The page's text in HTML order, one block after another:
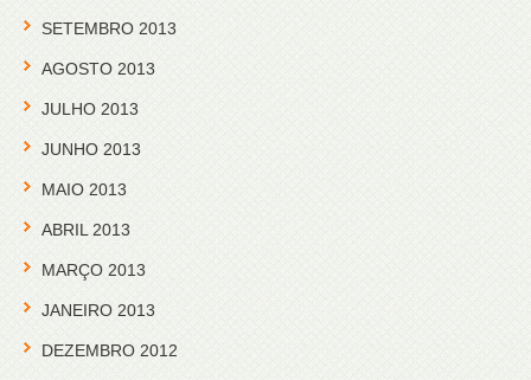
SETEMBRO 2013
AGOSTO 2013
JULHO 2013
JUNHO 2013
MAIO 2013
ABRIL 2013
MARÇO 2013
JANEIRO 2013
DEZEMBRO 2012